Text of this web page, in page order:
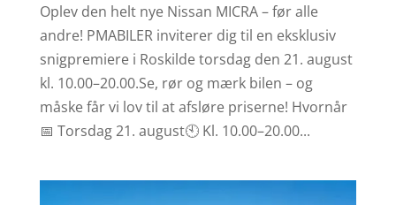
Oplev den helt nye Nissan MICRA – før alle
andre! PMABILER inviterer dig til en eksklusiv
snigpremiere i Roskilde torsdag den 21. august
kl. 10.00–20.00.Se, rør og mærk bilen – og
måske får vi lov til at afsløre priserne! Hvornår
📅 Torsdag 21. august🕙 Kl. 10.00–20.00...